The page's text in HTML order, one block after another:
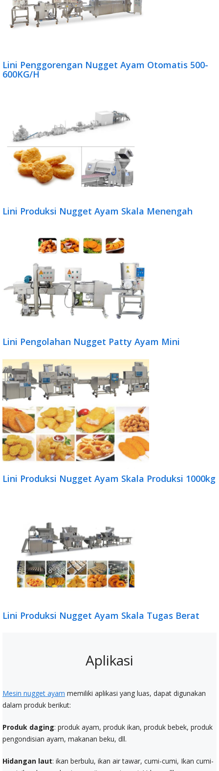
Lini Penggorengan Nugget Ayam Otomatis 500-
600KG/H
Lini Produksi Nugget Ayam Skala Menengah
Lini Pengolahan Nugget Patty Ayam Mini
Lini Produksi Nugget Ayam Skala Produksi 1000kg
Lini Produksi Nugget Ayam Skala Tugas Berat
Aplikasi
Mesin nugget ayam memiliki aplikasi yang luas, dapat digunakan
dalam produk berikut:
Produk daging: produk ayam, produk ikan, produk bebek, produk
pengondisian ayam, makanan beku, dll.
Hidangan laut: ikan berbulu, ikan air tawar, cumi-cumi, Ikan cumi-